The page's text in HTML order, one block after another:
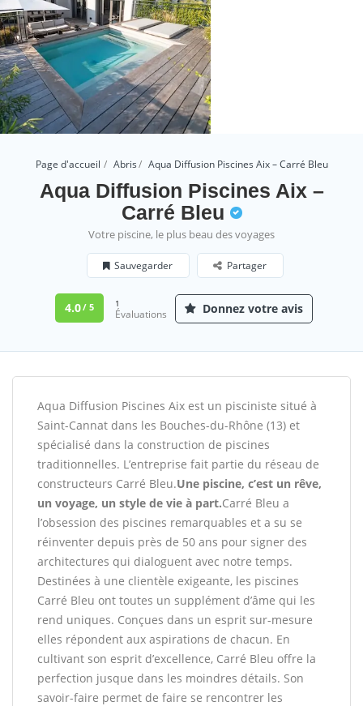
Page d'accueil Abris Aqua Diffusion Piscines Aix – Carré Bleu
Aqua Diffusion Piscines Aix –
Carré Bleu
Votre piscine, le plus beau des voyages
Sauvegarder Partager
4.0/ 5 1
Évaluations Donnez votre avis
Aqua Diffusion Piscines Aix est un pisciniste situé à
Saint-Cannat dans les Bouches-du-Rhône (13) et
spécialisé dans la construction de piscines
traditionnelles. L’entreprise fait partie du réseau de
constructeurs Carré Bleu.Une piscine, c’est un rêve,
un voyage, un style de vie à part.Carré Bleu a
l’obsession des piscines remarquables et a su se
réinventer depuis près de 50 ans pour signer des
architectures qui dialoguent avec notre temps.
Destinées à une clientèle exigeante, les piscines
Carré Bleu ont toutes un supplément d’âme qui les
rend uniques. Conçues dans un esprit sur-mesure
elles répondent aux aspirations de chacun. En
cultivant son esprit d’excellence, Carré Bleu offre la
perfection jusque dans les moindres détails. Son
savoir-faire permet de faire se rencontrer les